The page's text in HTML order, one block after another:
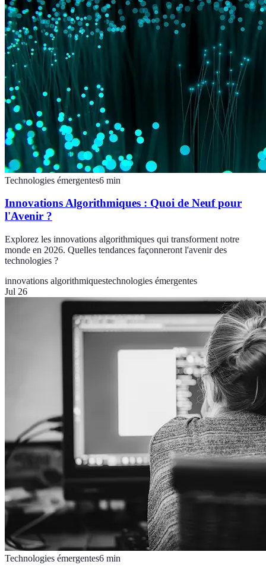
Technologies émergentes6 min
Innovations Algorithmiques : Quoi de Neuf pour
l'Avenir ?
Explorez les innovations algorithmiques qui transforment notre
monde en 2026. Quelles tendances façonneront l'avenir des
technologies ?
innovations algorithmiquestechnologies émergentes
Jul 26
Technologies émergentes6 min